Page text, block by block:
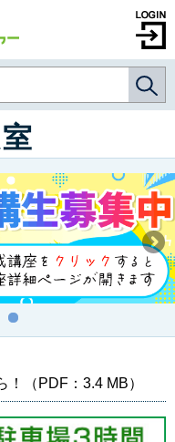
（PDF：3.4 MB）